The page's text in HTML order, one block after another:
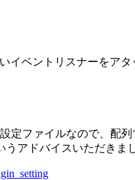
イベントリスナーをアタ
定ファイルなので、配
うアドバイスいただきま